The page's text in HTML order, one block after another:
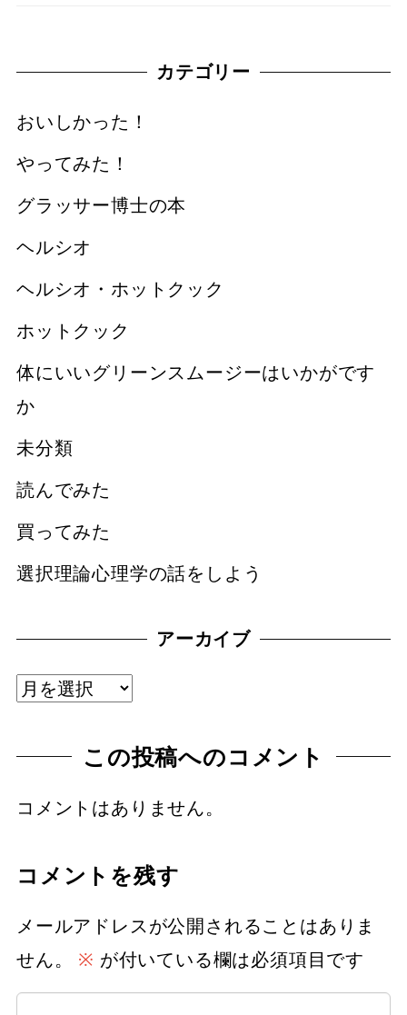
カテゴリー
おいしかった！
やってみた！
グラッサー博士の本
ヘルシオ
ヘルシオ・ホットクック
ホットクック
体にいいグリーンスムージーはいかがです
か
未分類
読んでみた
買ってみた
選択理論心理学の話をしよう
アーカイブ
ア
カ
ブ
この投稿へのコメント
コメントはありません。
コメントを残す
メールアドレスが公開されることはありま
せん。
※ が付いている欄は必須項目です